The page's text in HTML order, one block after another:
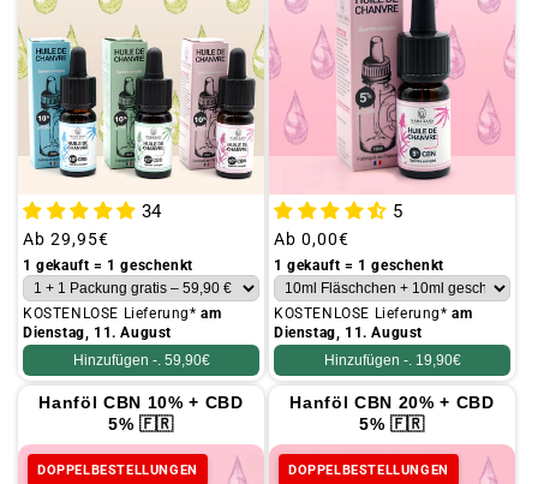
34
Üblicher
Preis
Ab 29,95€
1 gekauft = 1 geschenkt
KOSTENLOSE Lieferung*am
Dienstag, 11. August
Hinzufügen -. 59,90€
5
Üblicher
Preis
Ab 0,00€
1 gekauft = 1 geschenkt
KOSTENLOSE Lieferung*am
Dienstag, 11. August
Hinzufügen -. 19,90€
Hanföl CBN 10% + CBD
5% 🇫🇷
DOPPELBESTELLUNGEN
Hanföl CBN 20% + CBD
5% 🇫🇷
DOPPELBESTELLUNGEN